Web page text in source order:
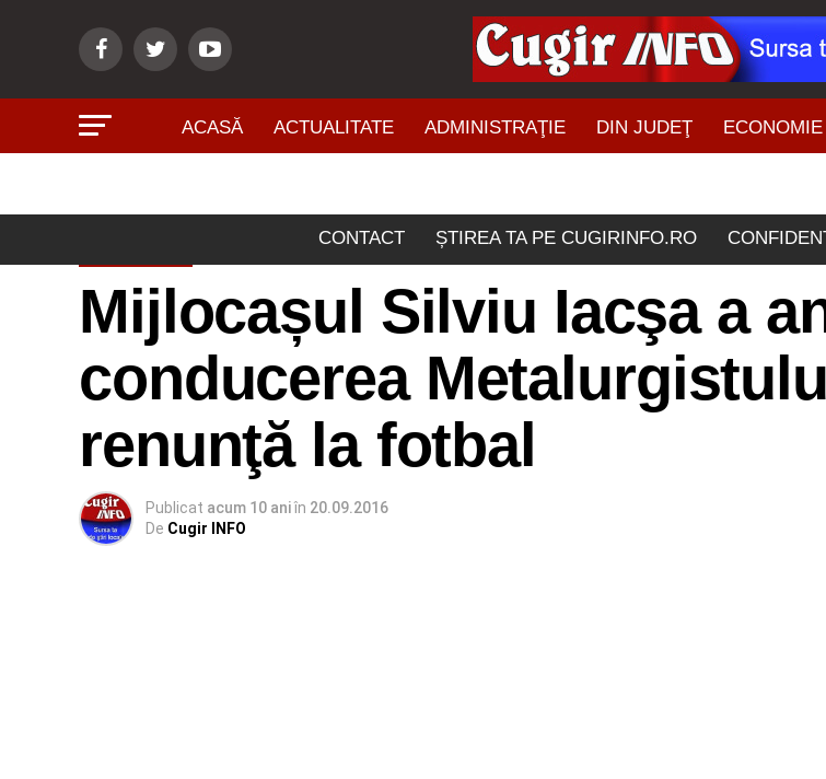
ACASĂ ACTUALITATE ADMINISTRAŢIE DIN JUDEŢ ECONOMIE
CONTACT ȘTIREA TA PE CUGIRINFO.RO
Mijlocașul Silviu Iacşa a
conducerea
renunţă la fotbal
Publicat acum 10 aniîn 20.09.2016
De Cugir INFO